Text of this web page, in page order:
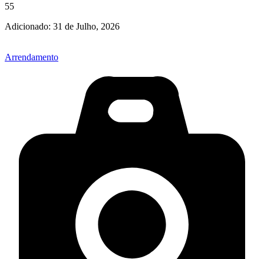
55
Adicionado: 31 de Julho, 2026
Arrendamento